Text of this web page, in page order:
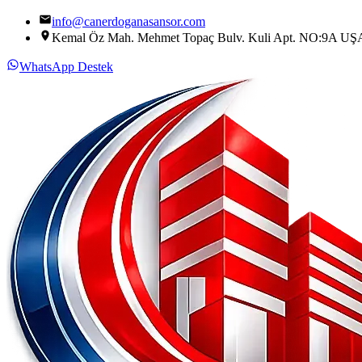
info@canerdoganasansor.com
Kemal Öz Mah. Mehmet Topaç Bulv. Kuli Apt. NO:9A
WhatsApp Destek